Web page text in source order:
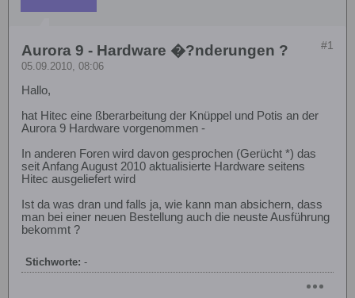
#1
Aurora 9 - Hardware �?nderungen ?
05.09.2010, 08:06
Hallo,
hat Hitec eine ßberarbeitung der Knüppel und Potis an der
Aurora 9 Hardware vorgenommen -
In anderen Foren wird davon gesprochen (Gerücht *) das
seit Anfang August 2010 aktualisierte Hardware seitens
Hitec ausgeliefert wird
Ist da was dran und falls ja, wie kann man absichern, dass
man bei einer neuen Bestellung auch die neuste Ausführung
bekommt ?
Stichworte: -